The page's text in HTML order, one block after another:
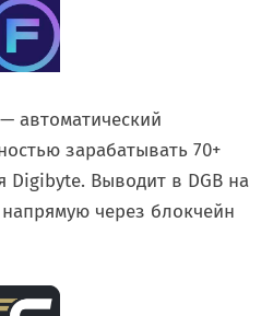
— автоматический
зарабатывать 70+
Digibyte. Выводит в DGB на
через блокчейн